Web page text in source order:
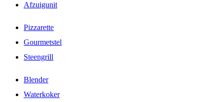
Afzuigunit
Pizzarette
Gourmetstel
Steengrill
Blender
Waterkoker